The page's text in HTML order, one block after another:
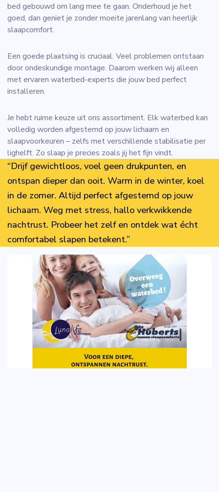
bed gebouwd om lang mee te gaan. Onderhoud je het
goed, dan geniet je zonder moeite jarenlang van heerlijk
slaapcomfort.
Een goede plaatsing is cruciaal. Veel problemen ontstaan
door ondeskundige montage. Daarom werken wij alleen
met ervaren waterbed-experts die jouw bed perfect
installeren.
Je hebt ruime keuze uit ons assortiment. Elk waterbed kan
volledig worden afgestemd op jouw lichaam en
slaapvoorkeuren – zelfs met verschillende stabilisatie per
lighelft. Zo slaap je precies zoals jij het fijn vindt.
“Drijf gewichtloos, voel geen drukpunten, en
ontspan dieper dan ooit. Warm in de winter, koel
in de zomer. Altijd perfect afgestemd op jouw
lichaam. Weg met stress, hallo verkwikkende
nachtrust. Probeer het zelf en ontdek wat écht
comfortabel slapen betekent.”